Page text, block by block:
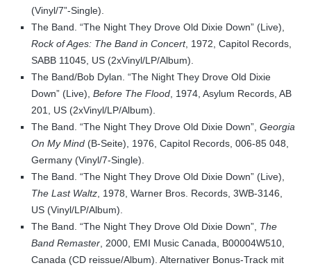
(Vinyl/7”-Single).
The Band. “The Night They Drove Old Dixie Down” (Live),
Rock of Ages: The Band in Concert, 1972, Capitol Records,
SABB 11045, US (2xVinyl/LP/Album).
The Band/Bob Dylan. “The Night They Drove Old Dixie
Down” (Live), Before The Flood , 1974, Asylum Records, AB
201, US (2xVinyl/LP/Album).
The Band. “The Night They Drove Old Dixie Down”, Georgia
On My Mind (B-Seite), 1976, Capitol Records, 006-85 048,
Germany (Vinyl/7-Single).
The Band. “The Night They Drove Old Dixie Down” (Live),
The Last Waltz , 1978, Warner Bros. Records, 3WB-3146,
US (Vinyl/LP/Album).
The Band. “The Night They Drove Old Dixie Down”, The
Band Remaster , 2000, EMI Music Canada, B00004W510,
Canada (CD reissue/Album). Alternativer Bonus-Track mit